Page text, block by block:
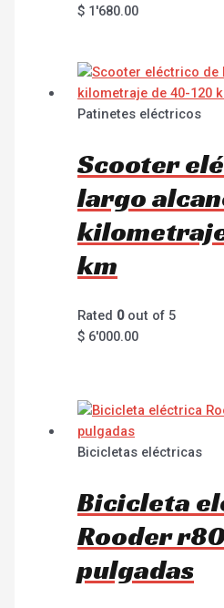
$ 1'680.00
Patinetes eléctricos
Scooter
largo
km
Rated 0out of 5
$ 6'000.00
Bicicletas eléctricas
Bicicleta
Rooder
pulgadas